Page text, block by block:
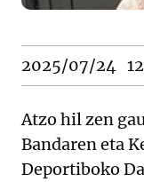
2025/07/24
Atzo hil zen
Bandaren eta
Deportiboko